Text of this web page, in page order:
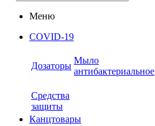
Меню
COVID-19
Дозаторы
Мыло
антибактериальное
Средства
защиты
Канцтовары